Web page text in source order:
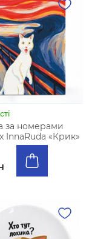
за номерами
InnaRuda «Крик»